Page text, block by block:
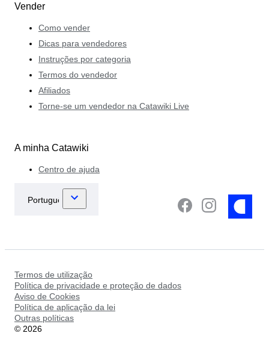
Vender
Como vender
Dicas para vendedores
Instruções por categoria
Termos do vendedor
Afiliados
Torne-se um vendedor na Catawiki Live
A minha Catawiki
Centro de ajuda
Termos de utilização
Política de privacidade e proteção de dados
Aviso de Cookies
Política de aplicação da lei
Outras políticas
© 2026